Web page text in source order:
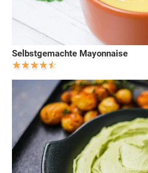
Selbstgemachte Mayonnaise